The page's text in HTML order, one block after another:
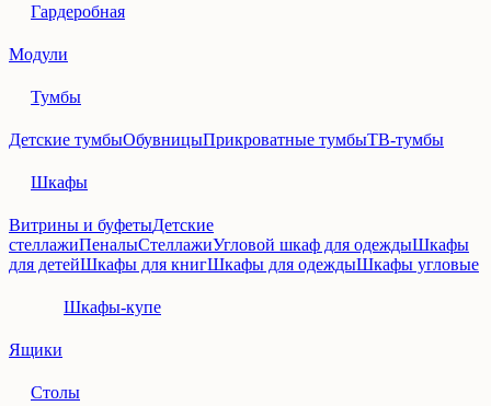
Гардеробная
Модули
Тумбы
Детские тумбыОбувницыПрикроватные тумбыТВ-тумбы
Шкафы
Витрины и буфетыДетские
стеллажиПеналыСтеллажиУгловой шкаф для одеждыШкафы
для детейШкафы для книгШкафы для одеждыШкафы угловые
Шкафы-купе
Ящики
Столы